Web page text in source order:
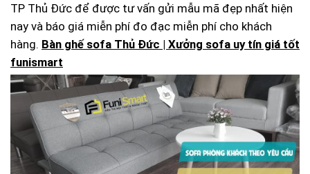
TP Thủ Đức để được tư vấn gửi mẫu mã đẹp nhất hiện
nay và báo giá miễn phí đo đạc miễn phí cho khách
hàng. Bàn ghế sofa Thủ Đức | Xưởng sofa uy tín giá tốt
funismart